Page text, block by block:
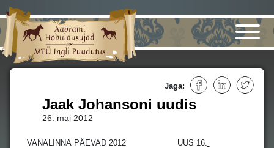
Jaak Johansoni uudis
26. mai 2012
Jaga:
VANALINNA PÄEVAD 2012 UUS 16.